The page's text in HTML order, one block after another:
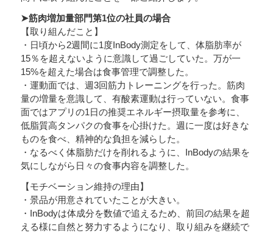
➤筋肉増加量部門第1位の社員の場合
【取り組んだこと】
・日頃から2週間に1度InBody測定をして、体脂肪率が
15％を超えないように意識して過ごしていた。万が一
15%を超えた場合は食事管理で調整した。
・運動面では、週3回筋力トレーニングを行った。筋肉
量の増量を意識して、有酸素運動は行っていない。食事
面ではアプリの1日の推奨エネルギー摂取量を参考に、
低脂質高タンパクの食事を心掛けた。週に一度は好きな
ものを食べ、精神的な負担を減らした。
・なるべく体脂肪だけを削れるように、InBodyの結果を
気にしながら日々の食事内容を調整した。
【モチベーション維持の理由】
・景品が用意されていたことが大きい。
・InBodyは体成分を数値で追えるため、前回の結果を超
える様に自然と努力するようになり、取り組みを継続で